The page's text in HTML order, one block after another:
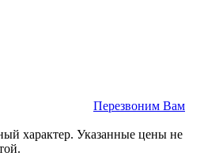
Перезвоним Вам
характер. Указанные цены не